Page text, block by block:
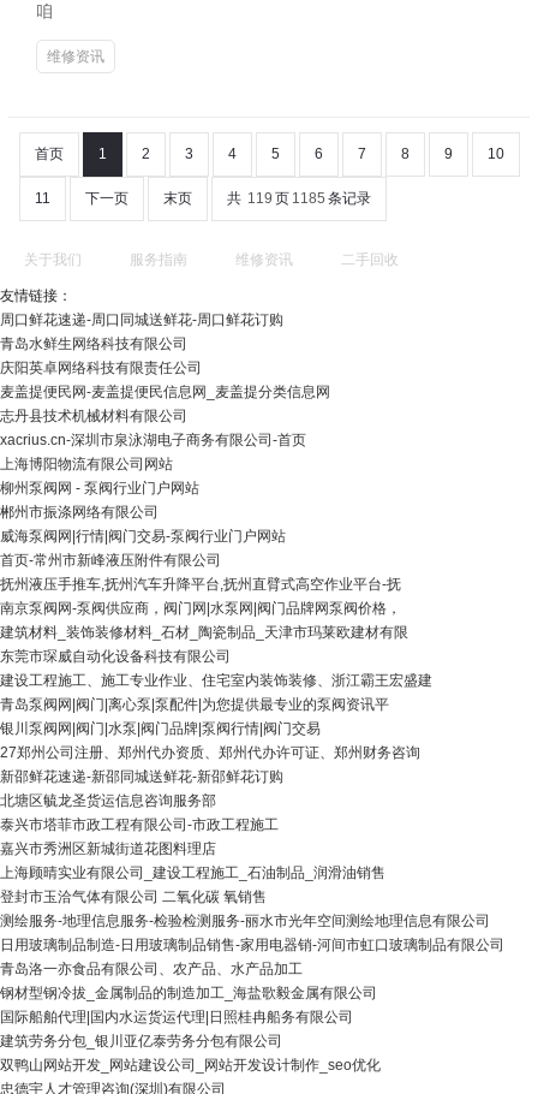
咱
维修资讯
首页 1 2 3 4 5 6 7 8 9 10
11 下一页 末页 共 119 页 1185 条记录
关于我们 服务指南 维修资讯 二手回收
友情链接：
周口鲜花速递-周口同城送鲜花-周口鲜花订购
青岛水鲜生网络科技有限公司
庆阳英卓网络科技有限责任公司
麦盖提便民网-麦盖提便民信息网_麦盖提分类信息网
志丹县技术机械材料有限公司
xacrius.cn-深圳市泉泳湖电子商务有限公司-首页
上海博阳物流有限公司网站
柳州泵阀网 - 泵阀行业门户网站
郴州市振涤网络有限公司
威海泵阀网|行情|阀门交易-泵阀行业门户网站
首页-常州市新峰液压附件有限公司
抚州液压手推车,抚州汽车升降平台,抚州直臂式高空作业平台-抚
南京泵阀网-泵阀供应商，阀门网|水泵网|阀门品牌网泵阀价格，
建筑材料_装饰装修材料_石材_陶瓷制品_天津市玛莱欧建材有限
东莞市琛威自动化设备科技有限公司
建设工程施工、施工专业作业、住宅室内装饰装修、浙江霸王宏盛建
青岛泵阀网|阀门|离心泵|泵配件|为您提供最专业的泵阀资讯平
银川泵阀网|阀门|水泵|阀门品牌|泵阀行情|阀门交易
27郑州公司注册、郑州代办资质、郑州代办许可证、郑州财务咨询
新邵鲜花速递-新邵同城送鲜花-新邵鲜花订购
北塘区毓龙圣货运信息咨询服务部
泰兴市塔菲市政工程有限公司-市政工程施工
嘉兴市秀洲区新城街道花图料理店
上海顾晴实业有限公司_建设工程施工_石油制品_润滑油销售
登封市玉洽气体有限公司 二氧化碳 氧销售
测绘服务-地理信息服务-检验检测服务-丽水市光年空间测绘地理信息有限公司
日用玻璃制品制造-日用玻璃制品销售-家用电器销-河间市虹口玻璃制品有限公司
青岛洛一亦食品有限公司、农产品、水产品加工
钢材型钢冷拔_金属制品的制造加工_海盐歌毅金属有限公司
国际船舶代理|国内水运货运代理|日照桂冉船务有限公司
建筑劳务分包_银川亚亿泰劳务分包有限公司
双鸭山网站开发_网站建设公司_网站开发设计制作_seo优化
忠德宇人才管理咨询(深圳)有限公司